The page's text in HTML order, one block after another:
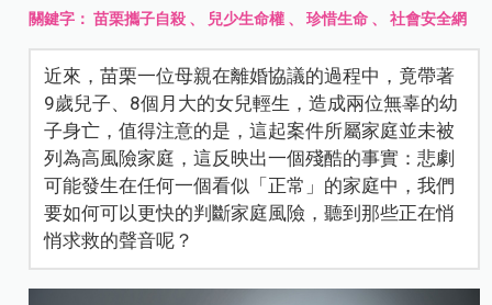
關鍵字：苗栗攜子自殺 、 兒少生命權 、珍惜生命 、社會安全網
近來，苗栗一位母親在離婚協議的過程中，竟帶著
9歲兒子、8個月大的女兒輕生，造成兩位無辜的幼
子身亡，值得注意的是，這起案件所屬家庭並未被
列為高風險家庭，這反映出一個殘酷的事實：悲劇
可能發生在任何一個看似「正常」的家庭中，我們
要如何可以更快的判斷家庭風險，聽到那些正在悄
悄求救的聲音呢？